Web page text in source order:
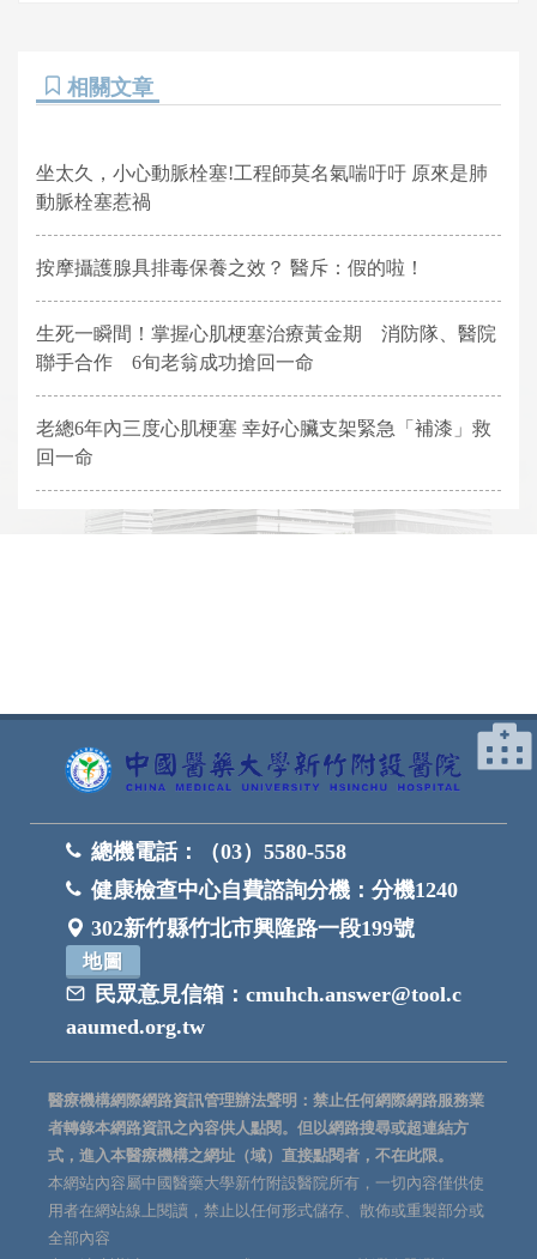
相關文章
坐太久，小心動脈栓塞!工程師莫名氣喘吁吁 原來是肺
動脈栓塞惹禍
按摩攝護腺具排毒保養之效？ 醫斥：假的啦！
生死一瞬間！掌握心肌梗塞治療黃金期 消防隊、醫院
聯手合作 6旬老翁成功搶回一命
老總6年內三度心肌梗塞 幸好心臟支架緊急「補漆」救
回一命
總機電話：
（03）5580-558
健康檢查中心自費諮詢分機： 分機1240
302新竹縣竹北市興隆路一段199號
地圖
民眾意見信箱： cmuhch.answer@tool.c
aaumed.org.tw
醫療機構網際網路資訊管理辦法聲明：禁止任何網際網路服務業
者轉錄本網路資訊之內容供人點閱。但以網路搜尋或超連結方
式，進入本醫療機構之網址（域）直接點閱者，不在此限。
本網站內容屬中國醫藥大學新竹附設醫院所有，一切內容僅供使
用者在網站線上閱讀，禁止以任何形式儲存、散佈或重製部分或
全部內容